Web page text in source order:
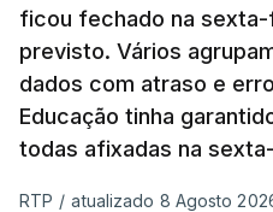
ficou fechado na
previsto. Vários
dados com atraso e
Educação tinha
todas afixadas na
RTP / atualizado 8 Agosto